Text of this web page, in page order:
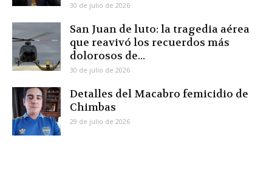
30 de julio de 2026
San Juan de luto: la tragedia aérea
que reavivó los recuerdos más
dolorosos de...
30 de julio de 2026
Detalles del Macabro femicidio de
Chimbas
29 de julio de 2026